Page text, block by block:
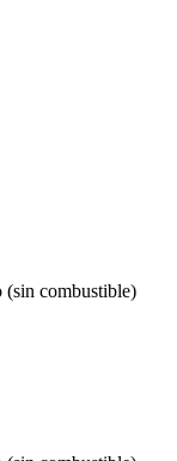
(sin combustible)